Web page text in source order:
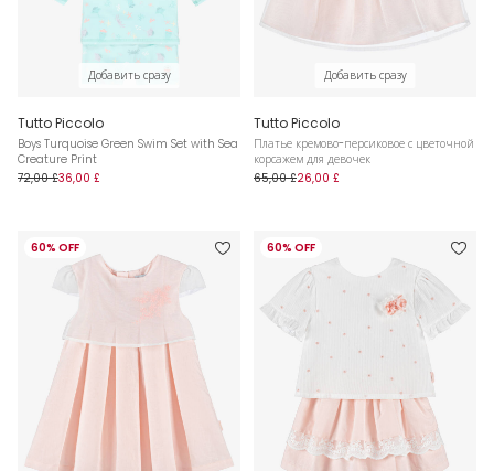
Добавить сразу
Tutto Piccolo
Boys Turquoise Green Swim Set with Sea
Creature Print
72,00 £36,00 £
Добавить сразу
Tutto Piccolo
Платье кремово-персиковое с цветочной
корсажем для девочек
65,00 £26,00 £
60% OFF 60% OFF